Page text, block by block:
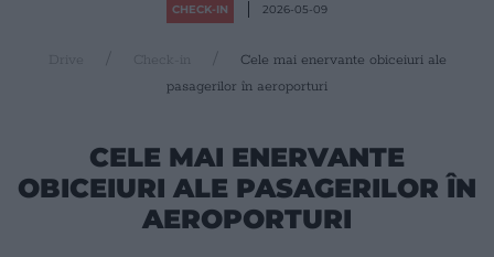
CHECK-IN 2026-05-09
Drive
Cele mai enervante obiceiuri ale
pasagerilor în aeroporturi
CELE MAI ENERVANTE
OBICEIURI ALE PASAGERILOR ÎN
AEROPORTURI